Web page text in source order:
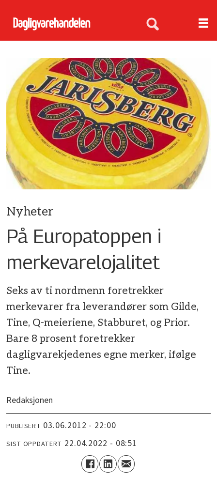
Nyheter
På Europatoppen i
merkevarelojalitet
Seks av ti nordmenn foretrekker
merkevarer fra leverandører som Gilde,
Tine, Q-meieriene, Stabburet, og Prior.
Bare 8 prosent foretrekker
dagligvarekjedenes egne merker, ifølge
Tine.
Redaksjonen
PUBLISERT 03.06.2012 - 22:00
SIST OPPDATERT 22.04.2022 - 08:51